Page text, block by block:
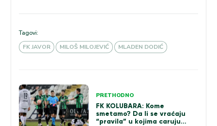
Tagovi:
FK JAVOR
MILOŠ MILOJEVIĆ MLADEN DODIĆ
Kretanje
članka
PRETHODNO
FK KOLUBARA: Kome
smetamo? Da li se vraćaju
“pravila” u kojima caruju